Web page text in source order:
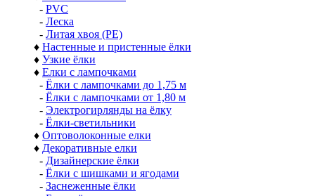
- PVC
- Леска
- Литая хвоя (РЕ)
♦ Настенные и пристенные ёлки
♦ Узкие ёлки
♦ Елки с лампочками
- Ёлки с лампочками до 1,75 м
- Ёлки с лампочками от 1,80 м
- Электрогирлянды на ёлку
- Ёлки-светильники
♦ Оптоволоконные елки
♦ Декоративные елки
- Дизайнерские ёлки
- Ёлки с шишками и ягодами
- Заснеженные ёлки